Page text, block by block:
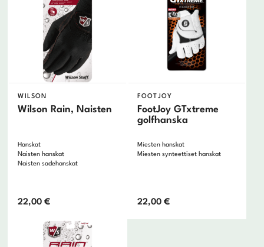
WILSON
Wilson Rain, Naisten
Hanskat
Naisten hanskat
Naisten sadehanskat
22,00€
FOOTJOY
FootJoy GTxtreme
golfhanska
Miesten hanskat
Miesten synteettiset hanskat
22,00 €